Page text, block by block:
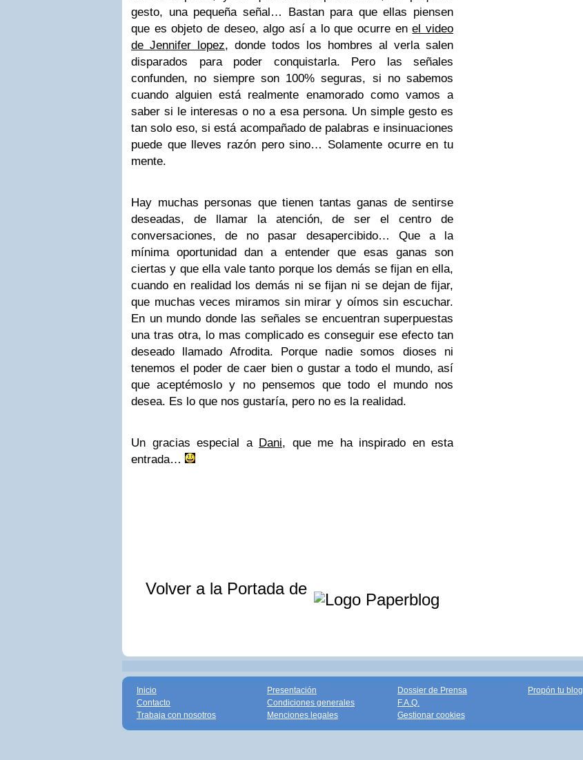
gesto, una pequeña señal… Bastan para que ellas piensen
que es objeto de deseo, algo así a lo que ocurre enel video
de Jennifer lopez, donde todos los hombres al verla salen
disparados para poder conquistarla. Pero las señales
confunden, no siempre son 100% seguras, si no sabemos
cuando alguien está realmente enamorado como vamos a
saber si le interesas o no a esa persona. Un simple gesto es
tan solo eso, si está acompañado de palabras e insinuaciones
puede que lleves razón pero sino… Solamente ocurre en tu
mente.
Hay muchas personas que tienen tantas ganas de sentirse
deseadas, de llamar la atención, de ser el centro de
conversaciones, de no pasar desapercibido… Que a la
mínima oportunidad dan a entender que esas ganas son
ciertas y que ella vale tanto porque los demás se fijan en ella,
cuando en realidad los demás ni se fijan ni se dejan de fijar,
que muchas veces miramos sin mirar y oímos sin escuchar.
En un mundo donde las señales se encuentran superpuestas
una tras otra, lo mas complicado es conseguir ese efecto tan
deseado llamado Afrodita. Porque nadie somos dioses ni
tenemos el poder de caer bien o gustar a todo el mundo, así
que aceptémoslo y no pensemos que todo el mundo nos
desea. Es lo que nos gustaría, pero no es la realidad.
Un gracias especial a Dani, que me ha inspirado en esta
entrada…
Volver a la Portada de
Inicio
Contacto
Trabaja con nosotros
Presentación
Condiciones generales
Menciones legales
Dossier de Prensa
F.A.Q.
Gestionar cookies
Propón tu blog